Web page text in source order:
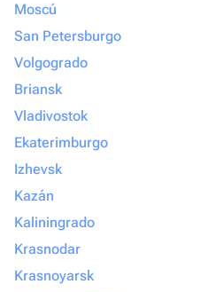
Moscú
San Petersburgo
Volgogrado
Briansk
Vladivostok
Ekaterimburgo
Izhevsk
Kazán
Kaliningrado
Krasnodar
Krasnoyarsk